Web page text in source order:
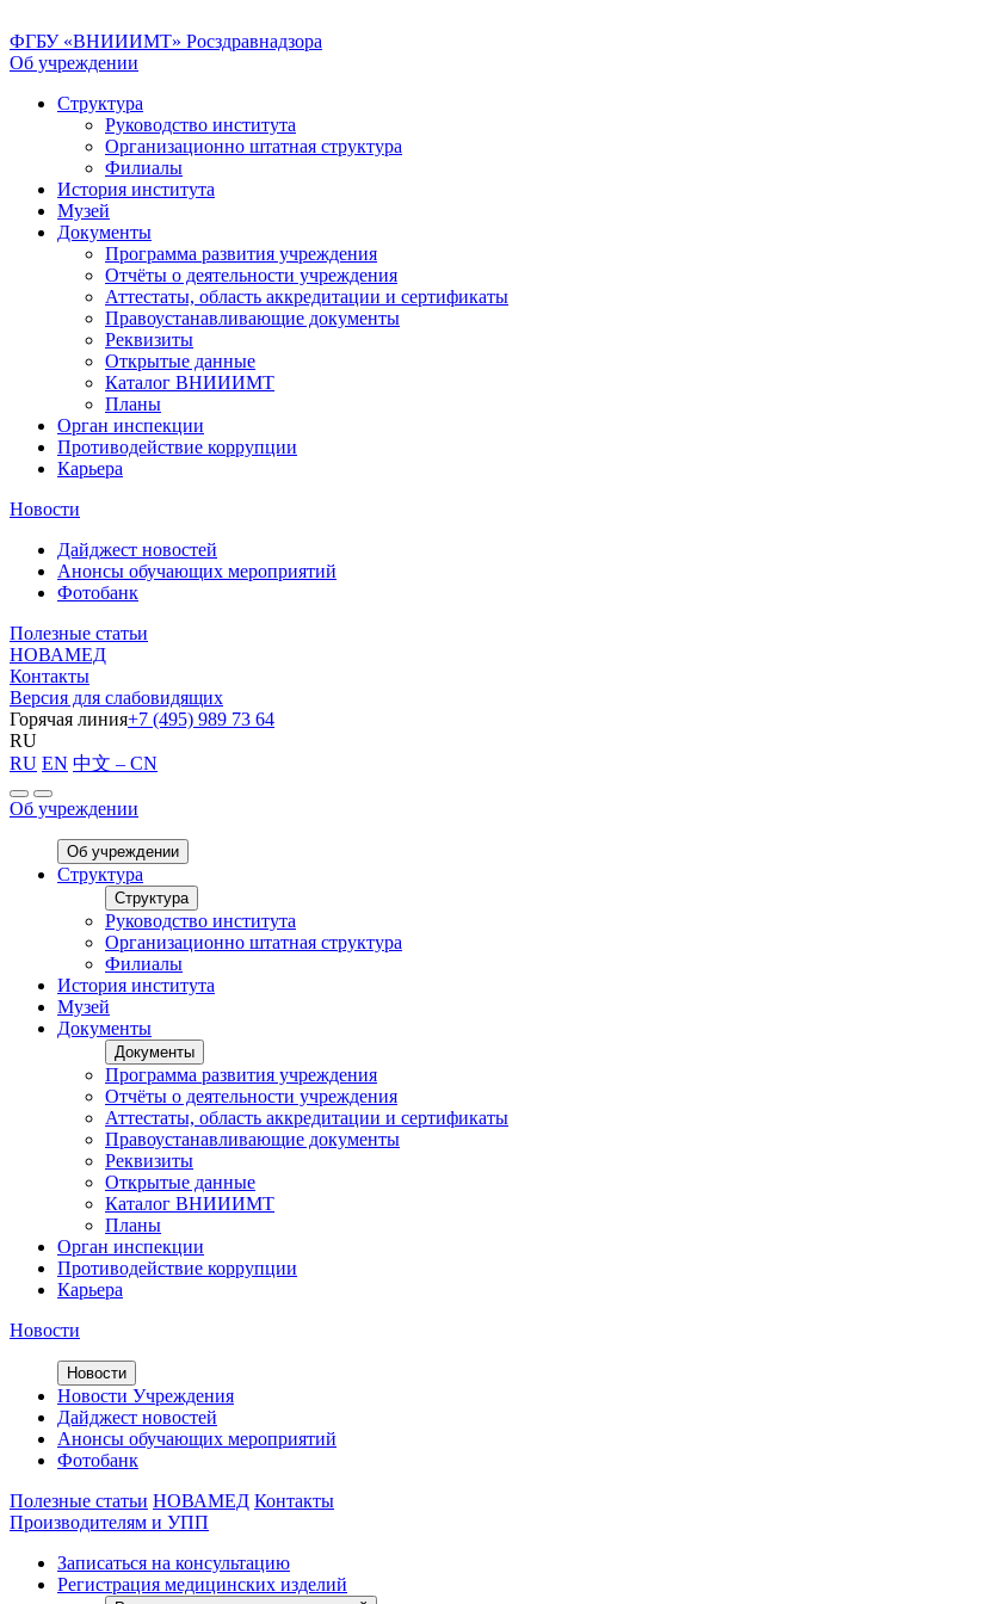
ФГБУ «ВНИИИМТ» Росздравнадзора
Об учреждении
Структура
Руководство института
Организационно штатная структура
Филиалы
История института
Музей
Документы
Программа развития учреждения
Отчёты о деятельности учреждения
Аттестаты, область аккредитации и сертификаты
Правоустанавливающие документы
Реквизиты
Открытые данные
Каталог ВНИИИМТ
Планы
Орган инспекции
Противодействие коррупции
Карьера
Новости
Дайджест новостей
Анонсы обучающих мероприятий
Фотобанк
Полезные статьи
НОВАМЕД
Контакты
Версия для слабовидящих
Горячая линия+7 (495) 989 73 64
RU
RU EN 中文 – CN
Об учреждении
Об учреждении
Структура
Структура
Руководство института
Организационно штатная структура
Филиалы
История института
Музей
Документы
Документы
Программа развития учреждения
Отчёты о деятельности учреждения
Аттестаты, область аккредитации и сертификаты
Правоустанавливающие документы
Реквизиты
Открытые данные
Каталог ВНИИИМТ
Планы
Орган инспекции
Противодействие коррупции
Карьера
Новости
Новости
Новости Учреждения
Дайджест новостей
Анонсы обучающих мероприятий
Фотобанк
Полезные статьи НОВАМЕД Контакты
Производителям и УПП
Записаться на консультацию
Регистрация медицинских изделий